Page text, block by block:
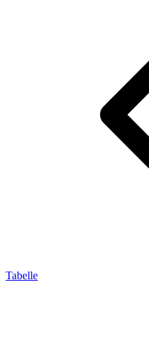
Tabelle